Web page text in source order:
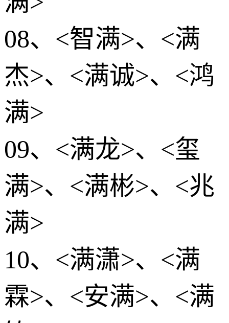
08、<智满>、<满
杰>、<满诚>、<鸿
满>
09、<满龙>、<玺
满>、<满彬>、<兆
满>
10、<满潇>、<满
霖>、<安满>、<满